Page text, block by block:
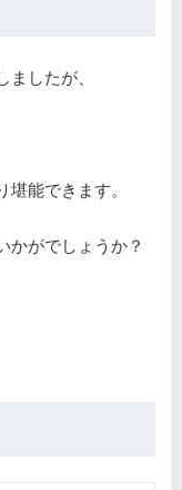
したが、
能できます。
かがでしょうか？